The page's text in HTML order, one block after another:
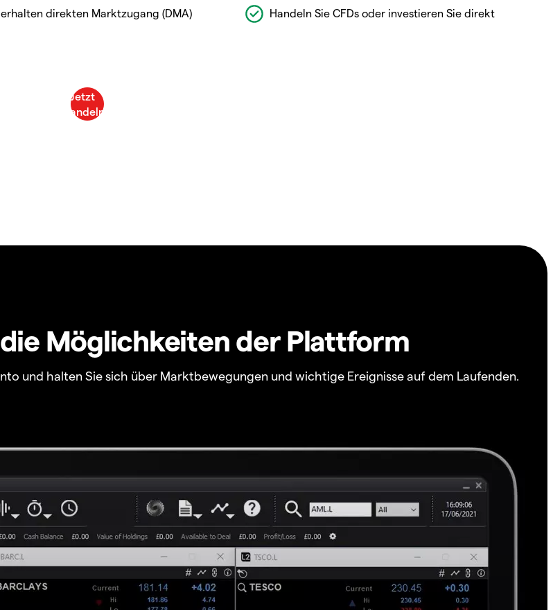
erhalten direkten Marktzugang (DMA) Handeln Sie CFDs oder investieren Sie direkt
Möglichkeiten der Plattform
und halten Sie sich über Marktbewegungen und wichtige Ereignisse auf dem Laufenden.